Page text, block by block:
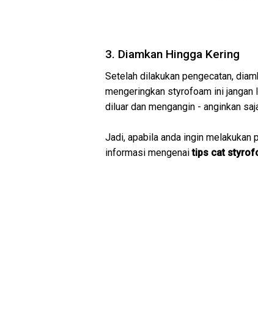
3. Diamkan Hingga Kering
Setelah dilakukan pengecatan,
mengeringkan styrofoam ini jangan
diluar dan mengangin - anginkan
Jadi, apabila anda ingin
informasi mengenaitips cat